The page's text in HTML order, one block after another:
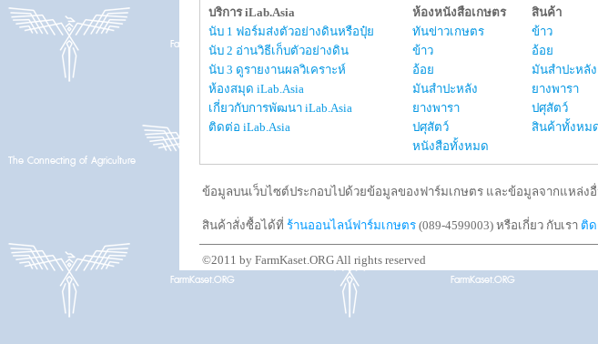
บริการ iLab.Asia
นับ 1 ฟอร์มส่งตัวอย่างดินหรือปุ๋ย
นับ 2 อ่านวิธีเก็บตัวอย่างดิน
นับ 3 ดูรายงานผลวิเคราะห์
ห้องสมุด iLab.Asia
เกี่ยวกับการพัฒนา iLab.Asia
ติดต่อ iLab.Asia
ห้องหนังสือเกษตร
ทันข่าวเกษตร
ข้าว
อ้อย
มันสำปะหลัง
ยางพารา
ปศุสัตว์
หนังสือทั้งหมด
สินค้า
ข้าว
อ้อย
มันสำปะหลัง
ยางพารา
ปศุสัตว์
สินค้าทั้งหม
ข้อมูลบนเว็บไซต์ประกอบไปด้วยข้อมูลของฟาร์มเกษตร และข้อมูลจากแหล่ง
สินค้าสั่งซื้อได้ที่ ร้านออนไลน์ฟาร์มเกษตร (089-4599003) หรือเกี่ยว กับเรา ติ
©2011 by FarmKaset.ORG All rights reserved